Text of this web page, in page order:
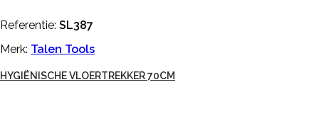
Referentie: SL387
Merk: Talen Tools
HYGIËNISCHE VLOERTREKKER 70CM